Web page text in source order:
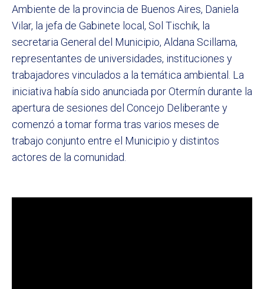
Ambiente de la provincia de Buenos Aires, Daniela
Vilar, la jefa de Gabinete local, Sol Tischik, la
secretaria General del Municipio, Aldana Scillama,
representantes de universidades, instituciones y
trabajadores vinculados a la temática ambiental. La
iniciativa había sido anunciada por Otermín durante la
apertura de sesiones del Concejo Deliberante y
comenzó a tomar forma tras varios meses de
trabajo conjunto entre el Municipio y distintos
actores de la comunidad.